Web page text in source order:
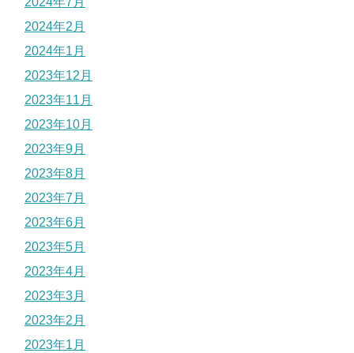
2024年2月
2024年1月
2023年12月
2023年11月
2023年10月
2023年9月
2023年8月
2023年7月
2023年6月
2023年5月
2023年4月
2023年3月
2023年2月
2023年1月